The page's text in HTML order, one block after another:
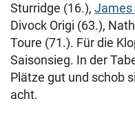
Sturridge (16.), James
Divock Origi (63.),
Toure (71.). Für die
Saisonsieg. In der
Plätze gut und schob
acht.